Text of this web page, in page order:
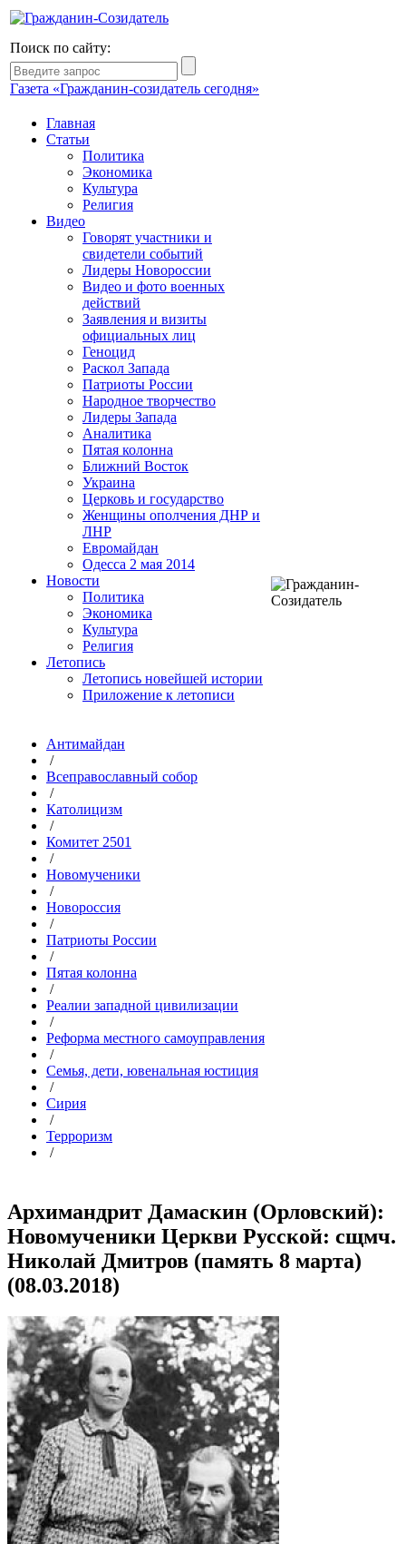
Поиск по сайту:
Газета «Гражданин-созидатель сегодня»
Главная
Статьи
Политика
Экономика
Культура
Религия
Видео
Говорят участники и
свидетели событий
Лидеры Новороссии
Видео и фото военных
действий
Заявления и визиты
официальных лиц
Геноцид
Раскол Запада
Патриоты России
Народное творчество
Лидеры Запада
Аналитика
Пятая колонна
Ближний Восток
Украина
Церковь и государство
Женщины ополчения ДНР и
ЛНР
Евромайдан
Одесса 2 мая 2014
Новости
Политика
Экономика
Культура
Религия
Летопись
Летопись новейшей истории
Приложение к летописи
Антимайдан
/
Всеправославный собор
/
Католицизм
/
Комитет 2501
/
Новомученики
/
Новороссия
/
Патриоты России
/
Пятая колонна
/
Реалии западной цивилизации
/
Реформа местного самоуправления
/
Семья, дети, ювенальная юстиция
/
Сирия
/
Терроризм
/
Архимандрит Дамаскин (Орловский):
Новомученики Церкви Русской: сщмч.
Николай Дмитров (память 8 марта)
(08.03.2018)